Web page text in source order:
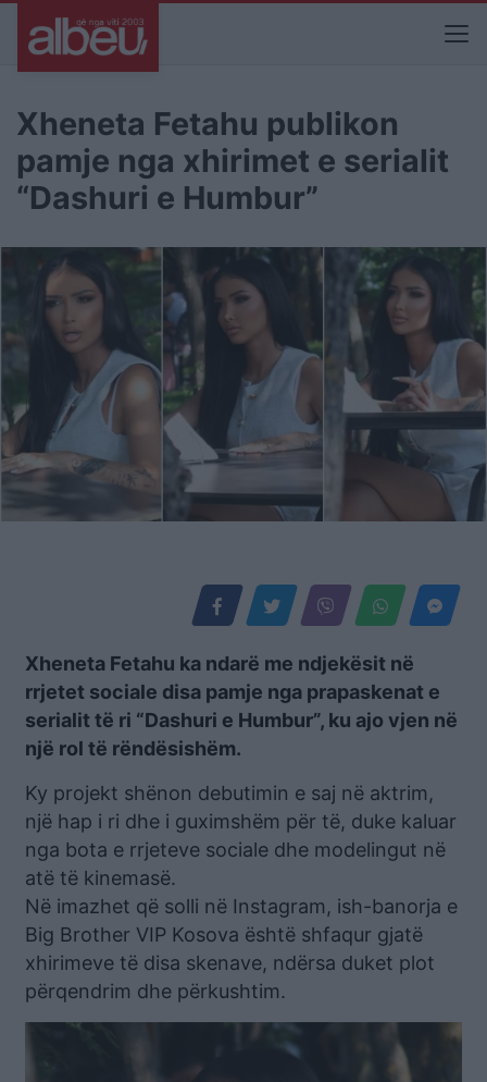
Xheneta Fetahu publikon
pamje nga xhirimet e serialit
“Dashuri e Humbur”
Xheneta Fetahu ka ndarë me ndjekësit në
rrjetet sociale disa pamje nga prapaskenat e
serialit të ri “Dashuri e Humbur”, ku ajo vjen në
një rol të rëndësishëm.
Ky projekt shënon debutimin e saj në aktrim,
një hap i ri dhe i guximshëm për të, duke kaluar
nga bota e rrjeteve sociale dhe modelingut në
atë të kinemasë.
Në imazhet që solli në Instagram, ish-banorja e
Big Brother VIP Kosova është shfaqur gjatë
xhirimeve të disa skenave, ndërsa duket plot
përqendrim dhe përkushtim.